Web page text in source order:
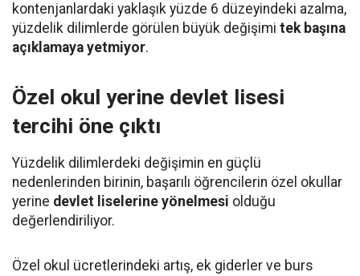
kontenjanlardaki yaklaşık yüzde 6 düzeyindeki azalma,
yüzdelik dilimlerde görülen büyük değişimi tek başına
açıklamaya yetmiyor.
Özel okul yerine devlet lisesi
tercihi öne çıktı
Yüzdelik dilimlerdeki değişimin en güçlü
nedenlerinden birinin, başarılı öğrencilerin özel okullar
yerine devlet liselerine yönelmesi olduğu
değerlendiriliyor.
Özel okul ücretlerindeki artış, ek giderler ve burs